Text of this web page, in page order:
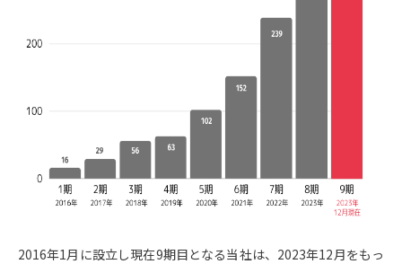
2016年1月に設立し現在9期目となる当社は、2023年12月をもっ